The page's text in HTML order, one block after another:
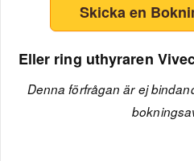
Skicka en
Eller ring uthyraren
Denna förfrågan är ej